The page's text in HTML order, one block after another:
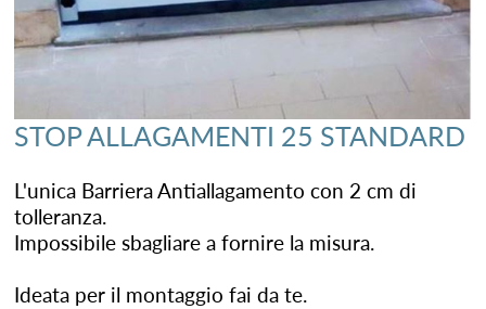
STOP ALLAGAMENTI 25 STANDARD
L'unica Barriera Antiallagamento con 2 cm di
tolleranza.
Impossibile sbagliare a fornire la misura.
Ideata per il montaggio fai da te.